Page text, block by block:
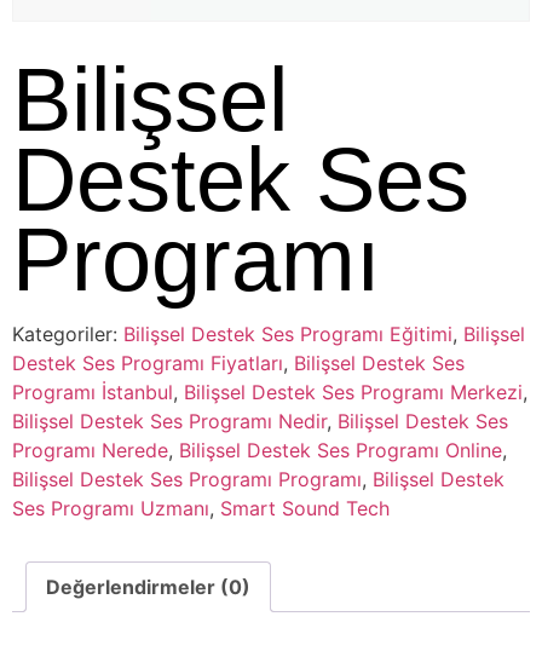
Bilişsel
Destek Ses
Programı
Kategoriler: Bilişsel Destek Ses Programı Eğitimi, Bilişsel
Destek Ses Programı Fiyatları, Bilişsel Destek Ses
Programı İstanbul, Bilişsel Destek Ses Programı Merkezi,
Bilişsel Destek Ses Programı Nedir, Bilişsel Destek Ses
Programı Nerede, Bilişsel Destek Ses Programı Online,
Bilişsel Destek Ses Programı Programı, Bilişsel Destek
Ses Programı Uzmanı, Smart Sound Tech
Değerlendirmeler (0)